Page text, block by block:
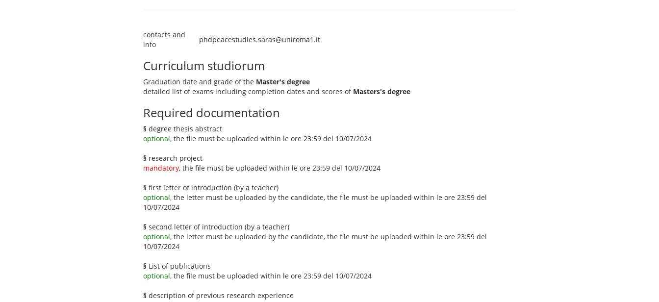
contacts and
info
phdpeacestudies.saras@uniroma1.it
Curriculum studiorum
Graduation date and grade of the Master's degree
detailed list of exams including completion dates and scores of Masters's degree
Required documentation
§ degree thesis abstract
optional, the file must be uploaded within le ore 23:59 del 10/07/2024
§ research project
mandatory, the file must be uploaded within le ore 23:59 del 10/07/2024
§ first letter of introduction (by a teacher)
optional, the letter must be uploaded by the candidate, the file must be uploaded within le ore 23:59 del
10/07/2024
§ second letter of introduction (by a teacher)
optional, the letter must be uploaded by the candidate, the file must be uploaded within le ore 23:59 del
10/07/2024
§ List of publications
optional, the file must be uploaded within le ore 23:59 del 10/07/2024
§ description of previous research experience